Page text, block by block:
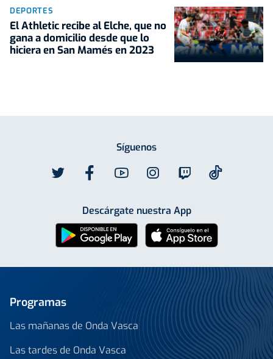
DEPORTES
El Athletic recibe al Elche, que no
gana a domicilio desde que lo
hiciera en San Mamés en 2023
Síguenos
Descárgate nuestra App
Programas
Las mañanas de Onda Vasca
Las tardes de Onda Vasca